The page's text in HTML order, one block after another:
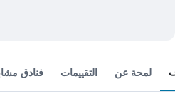
لمحة عن التقييمات فنادق